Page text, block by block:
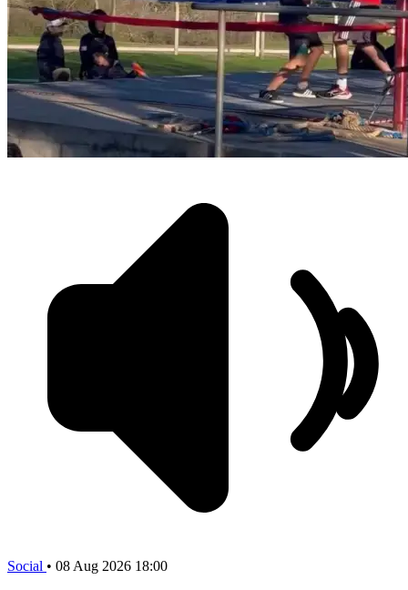
Social • 08 Aug 2026 18:00